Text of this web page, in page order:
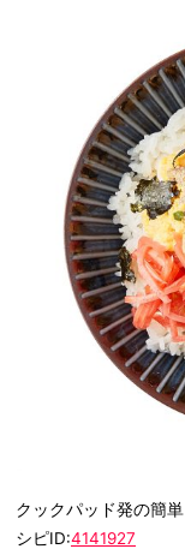
クックパッド発の簡
シピID:4141927